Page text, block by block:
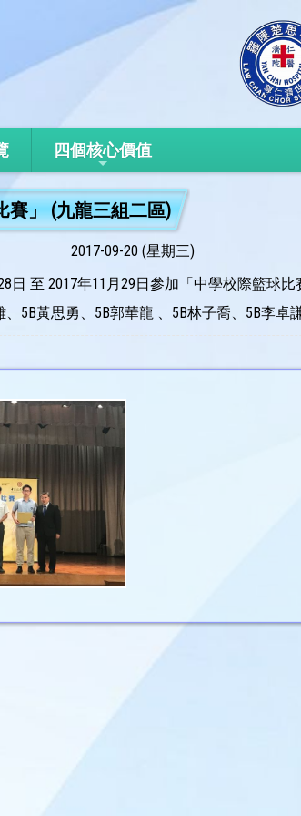
四個核心價值
賽」 (九龍三組二區)
2017-09-20 (星期三)
日 至 2017年11月29日參加「中學校際籃球
5B黃思勇、5B郭華龍 、5B林子喬、5B李卓